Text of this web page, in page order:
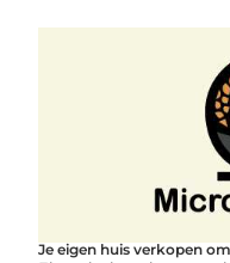
Je eigen huis verkopen